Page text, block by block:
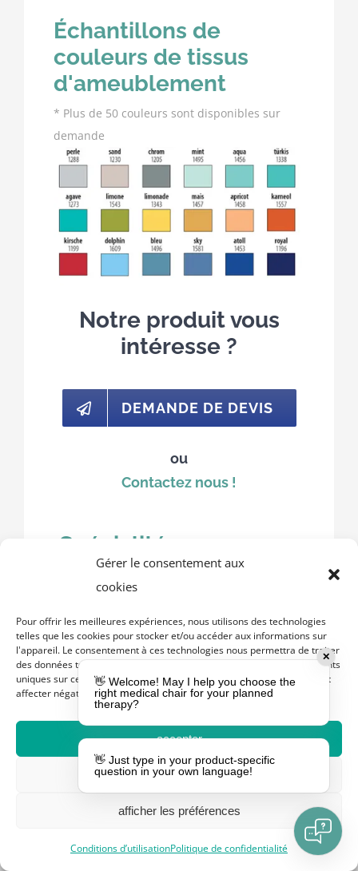
Gérer le consentement aux
cookies
Pour offrir les meilleures expériences, nous utilisons des technologies
telles que les cookies pour stocker et/ou accéder aux informations sur
l'appareil. Le consentement à ces technologies nous permettra de traiter
des données telles que le comportement de navigation ou les identifiants
uniques sur ce site. Ne pas consentir ou retirer son consentement peut
affecter négativement certaines caractéristiques et fonctions.
accepter
refuser
afficher les préférences
Conditions d’utilisationPolitique de confidentialité
Échantillons de
couleurs de tissus
d'ameublement
* Plus de 50 couleurs sont disponibles sur
demande
Notre produit vous
intéresse ?
DEMANDE DE DEVIS
ou
Contactez nous !
Spécialités
Véritable positionTRBqui répond à
la conformité TRB de la norme EN 60
601-2-52 201.15.4.6.2« L’ensemble de
la plate-forme de soutien du matelas
doit pouvoir atteindre un minimum de
patient soit plus basse que le point
central circulatoire du corps. DEMANDE
DE DEVIS
✕
👋 Welcome! May I help you choose the
right medical chair for your planned
therapy?
👋 Just type in your product-specific
question in your own language!